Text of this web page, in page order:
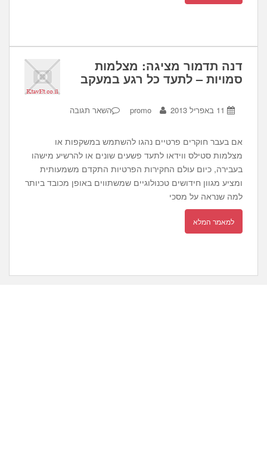
דנה תדמור מציגה: מצלמות
סמויות – לתעד כל רגע במעקב
11 באפריל 2013 promo השאר תגובה
אם בעבר חוקרים פרטיים נהגו להשתמש במשקפות או
מצלמות סטילס ווידאו לתעד פשעים שונים או להרשיע מישהו
בעבירה, כיום עולם החקירות הפרטיות התקדם משמעותית
ומציע מגוון חידושים טכנולוגיים שמשתווים באופן מכובד ביותר
למה שנראה על מסכי
למאמר המלא